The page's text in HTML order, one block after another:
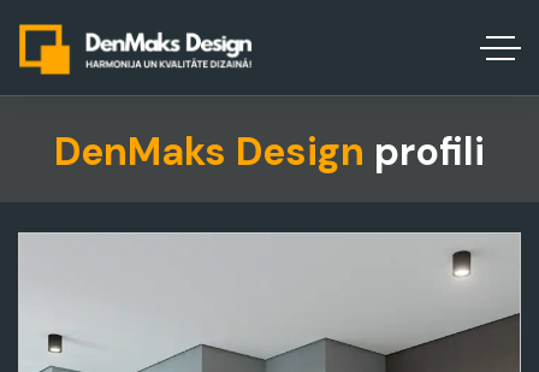
DenMaks Design profili